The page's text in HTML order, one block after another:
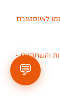
💬
לאינסטגרם
והשחקנים -